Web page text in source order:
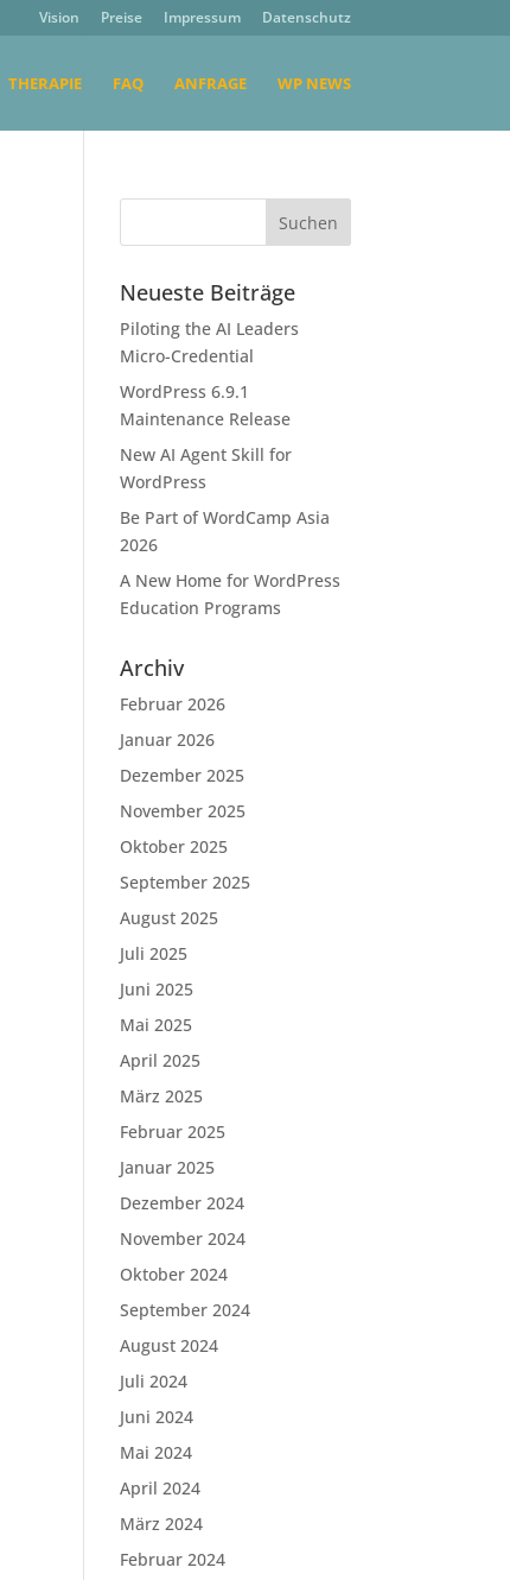
Vision Preise Impressum Datenschutz
THERAPIE FAQ ANFRAGE WP NEWS
Neueste Beiträge
Piloting the AI Leaders
Micro-Credential
WordPress 6.9.1
Maintenance Release
New AI Agent Skill for
WordPress
Be Part of WordCamp Asia
2026
A New Home for WordPress
Education Programs
Archiv
Februar 2026
Januar 2026
Dezember 2025
November 2025
Oktober 2025
September 2025
August 2025
Juli 2025
Juni 2025
Mai 2025
April 2025
März 2025
Februar 2025
Januar 2025
Dezember 2024
November 2024
Oktober 2024
September 2024
August 2024
Juli 2024
Juni 2024
Mai 2024
April 2024
März 2024
Februar 2024